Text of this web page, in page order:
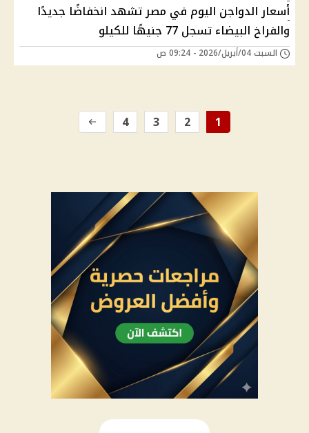
أسعار الدواجن اليوم في مصر تشهد انخفاضًا جديدًا
والفراخ البيضاء تسجل 77 جنيهًا للكيلو
السبت 04/أبريل/2026 - 09:24 ص
1
2
3
4